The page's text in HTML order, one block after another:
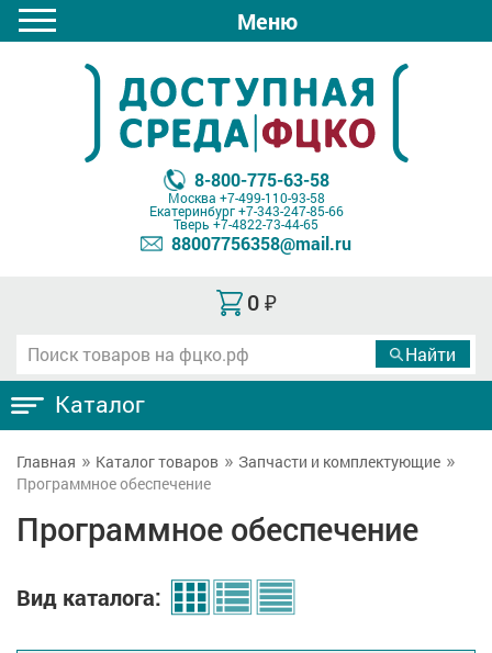
Меню
8-800-775-63-58
Москва +7-499-110-93-58
Екатеринбург+7-343-247-85-66
Тверь +7-4822-73-44-65
88007756358@mail.ru
0 ₽
Каталог
Главная Каталог товаров
Запчасти и комплектующие
Программное обеспечение
Программное обеспечение
Вид каталога: